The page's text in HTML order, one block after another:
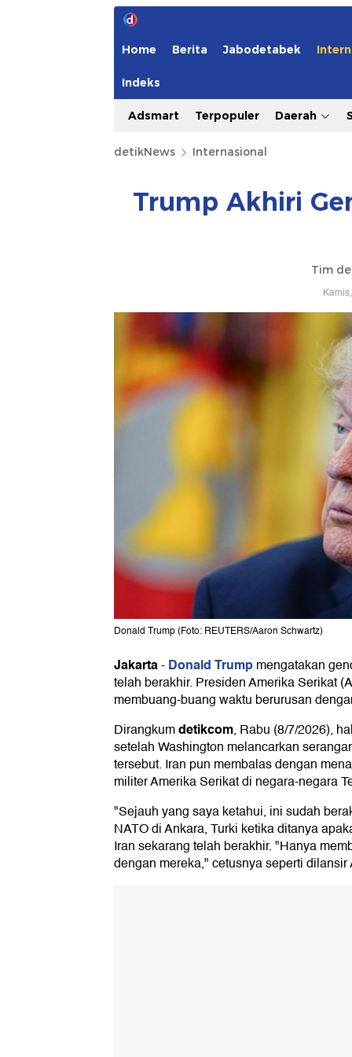
Home Berita Jabodetabek
Indeks
Adsmart Terpopuler Daerah
detikNews Internasional
⁠Trump Akhiri
Tim
Donald Trump (Foto: REUTERS/Aaron Schwartz)
Jakarta-Donald Trumpmengatakan
telah berakhir. Presiden Amerika Serikat
membuang-buang waktu berurusan
Dirangkumdetikcom, Rabu (8/7/2026),
setelah Washington melancarkan
tersebut. Iran pun membalas dengan
militer Amerika Serikat di negara-negara
"Sejauh yang saya ketahui, ini sudah
NATO di Ankara, Turki ketika ditanya
Iran sekarang telah berakhir. "Hanya
dengan mereka," cetusnya seperti dilansir